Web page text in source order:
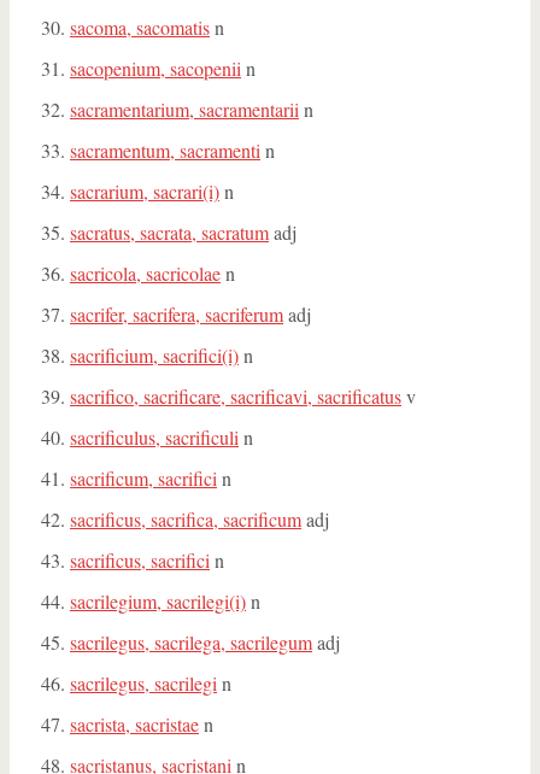
sacoma, sacomatisn
sacopenium, sacopenii n
sacramentarium, sacramentarii n
sacramentum, sacramenti n
sacrarium, sacrari(i)n
sacratus, sacrata, sacratumadj
sacricola, sacricolaen
sacrifer, sacrifera, sacriferumadj
sacrificium, sacrifici(i)n
sacrifico, sacrificare, sacrificavi, sacrificatusv
sacrificulus, sacrificuli n
sacrificum, sacrifici n
sacrificus, sacrifica, sacrificumadj
sacrificus, sacrifici n
sacrilegium, sacrilegi(i)n
sacrilegus, sacrilega, sacrilegumadj
sacrilegus, sacrilegi n
sacrista, sacristaen
sacristanus, sacristani n